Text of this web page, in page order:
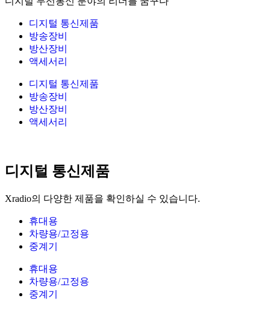
디지털 통신제품
방송장비
방산장비
액세서리
디지털 통신제품
방송장비
방산장비
액세서리
디지털 통신제품
Xradio의 다양한 제품을 확인하실 수 있습니다.
휴대용
차량용/고정용
중계기
휴대용
차량용/고정용
중계기